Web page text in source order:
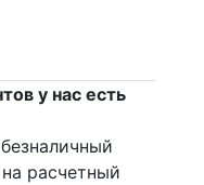
у нас есть
расчетный